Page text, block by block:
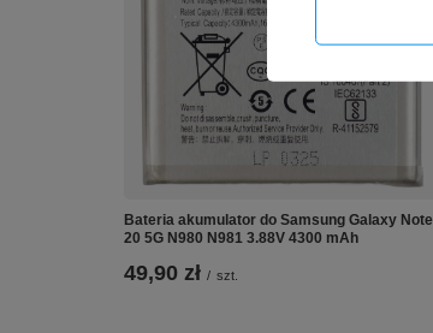
Bateria akumulator do Samsung Galaxy Note
20 5G N980 N981 3.88V 4300 mAh
49,90 zł / szt.